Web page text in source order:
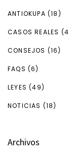
ANTIOKUPA (18)
CASOS REALES
CONSEJOS (16)
FAQS (6)
LEYES (49)
NOTICIAS (18)
Archivos